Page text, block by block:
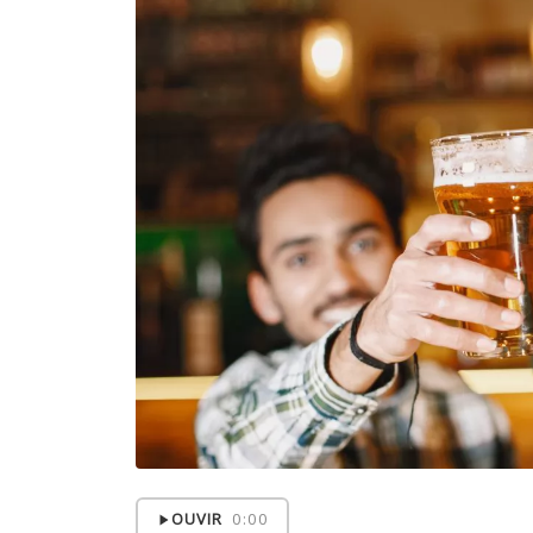
OUVIR 0:00